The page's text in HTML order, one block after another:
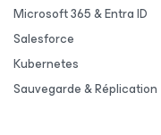
Microsoft 365 & Entra ID
Salesforce
Kubernetes
Sauvegarde & Réplication